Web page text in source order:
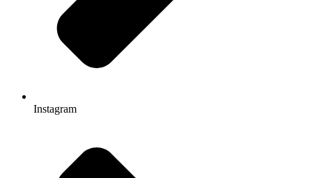
Instagram